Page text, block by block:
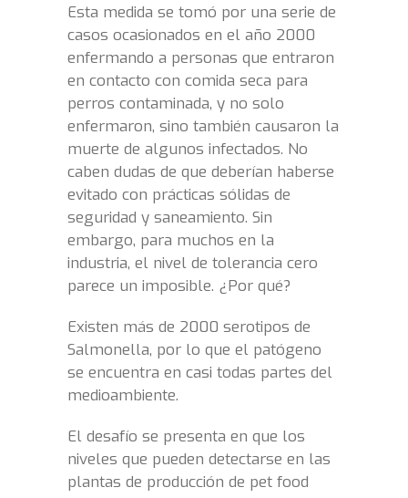
Esta medida se tomó por una serie de
casos ocasionados en el año 2000
enfermando a personas que entraron
en contacto con comida seca para
perros contaminada, y no solo
enfermaron, sino también causaron la
muerte de algunos infectados. No
caben dudas de que deberían haberse
evitado con prácticas sólidas de
seguridad y saneamiento. Sin
embargo, para muchos en la
industria, el nivel de tolerancia cero
parece un imposible. ¿Por qué?
Existen más de 2000 serotipos de
Salmonella, por lo que el patógeno
se encuentra en casi todas partes del
medioambiente.
El desafío se presenta en que los
niveles que pueden detectarse en las
plantas de producción de pet food